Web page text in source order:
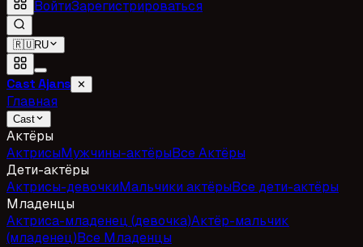
ВойтиЗарегистрироваться
🇷🇺RU
Cast Ajans ✕
Главная
Cast
Актёры
АктрисыМужчины-актёрыВсе Актёры
Дети-актёры
Актрисы-девочкиМальчики актёрыВсе дети-актёры
Младенцы
Актриса-младенец (девочка)Актёр-мальчик
(младенец)Все Младенцы